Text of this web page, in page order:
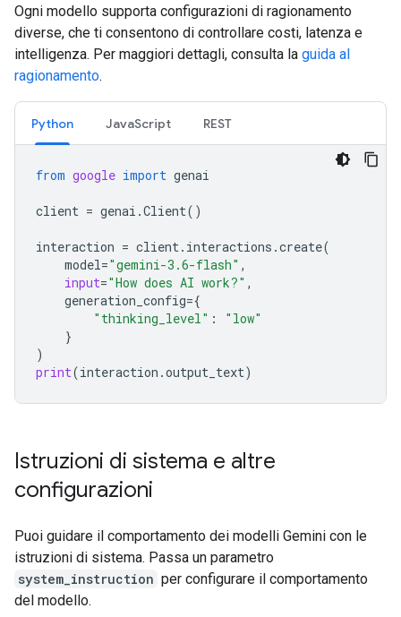
Ogni modello supporta configurazioni di ragionamento
diverse, che ti consentono di controllare costi, latenza e
intelligenza. Per maggiori dettagli, consulta la guida al
ragionamento.
Python JavaScript REST
from google import genai
client = genai .Client()
interaction = client. interactions .create(
model="gemini-3.6-flash" ,
input="How does AI work?" ,
generation_config={
"thinking_level" :
"low"
}
)
print(interaction .output_text)
Istruzioni di sistema e altre
configurazioni
Puoi guidare il comportamento dei modelli Gemini con le
istruzioni di sistema. Passa un parametro
system_instruction per configurare il comportamento
del modello.